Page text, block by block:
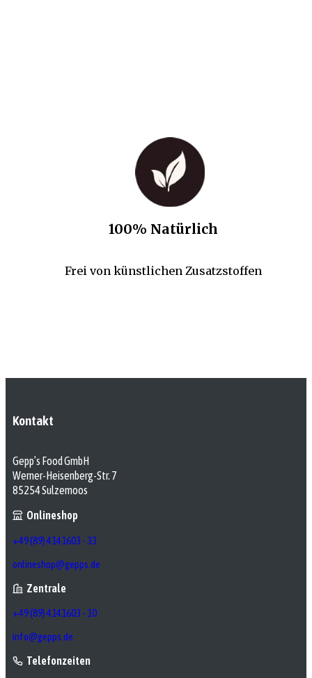
100% Natürlich
Frei von künstlichen Zusatzstoffen
Kontakt
Gepp’s Food GmbH
Werner-Heisenberg-Str. 7
85254 Sulzemoos
Onlineshop
+49 (89) 4141603 - 33
onlineshop@gepps.de
Zentrale
+49 (89) 4141603 - 10
info@gepps.de
Telefonzeiten